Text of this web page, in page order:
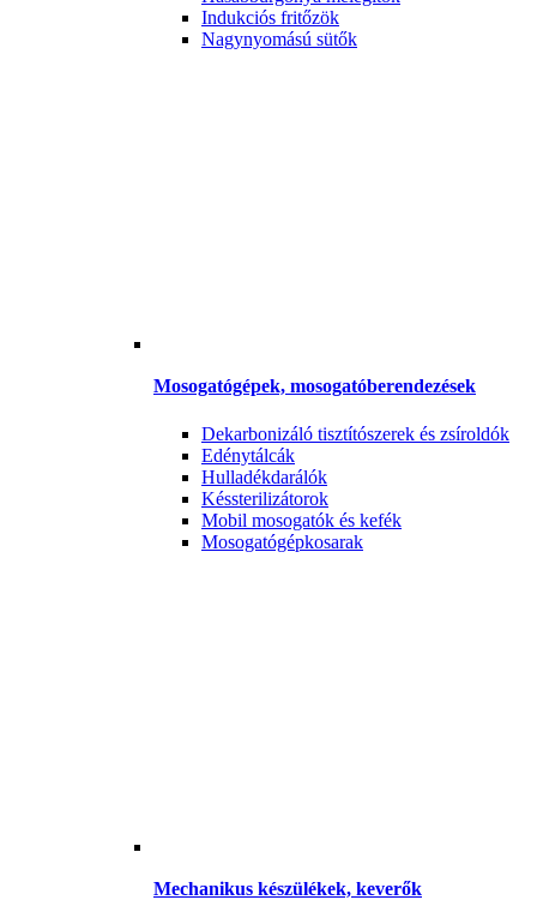
Indukciós fritőzök
Nagynyomású sütők
Mosogatógépek, mosogatóberendezések
Dekarbonizáló tisztítószerek és zsíroldók
Edénytálcák
Hulladékdarálók
Késsterilizátorok
Mobil mosogatók és kefék
Mosogatógépkosarak
Mechanikus készülékek, keverők